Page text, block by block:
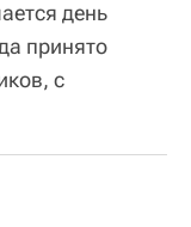
день
принято
с